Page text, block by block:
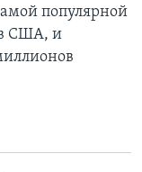
популярной
в США, и